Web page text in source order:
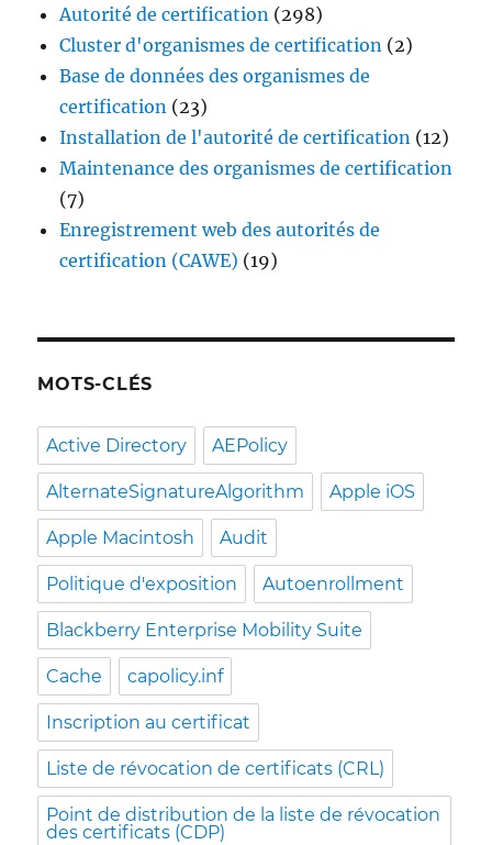
Autorité de certification (298)
Cluster d'organismes de certification (2)
Base de données des organismes de
certification (23)
Installation de l'autorité de certification (12)
Maintenance des organismes de certification
(7)
Enregistrement web des autorités de
certification (CAWE) (19)
MOTS-CLÉS
Active Directory AEPolicy
AlternateSignatureAlgorithm Apple iOS
Apple Macintosh Audit
Politique d'exposition Autoenrollment
Blackberry Enterprise Mobility Suite
Cache capolicy.inf
Inscription au certificat
Liste de révocation de certificats (CRL)
Point de distribution de la liste de révocation
des certificats (CDP)